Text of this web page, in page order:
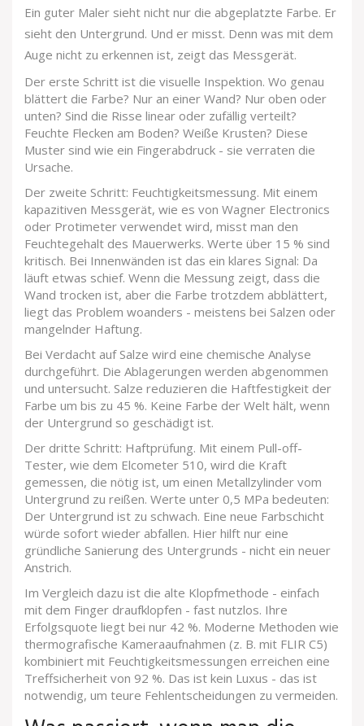
Ein guter Maler sieht nicht nur die abgeplatzte Farbe. Er
sieht den Untergrund. Und er misst. Denn was mit dem
Auge nicht zu erkennen ist, zeigt das Messgerät.
Der erste Schritt ist die visuelle Inspektion. Wo genau
blättert die Farbe? Nur an einer Wand? Nur oben oder
unten? Sind die Risse linear oder zufällig verteilt?
Feuchte Flecken am Boden? Weiße Krusten? Diese
Muster sind wie ein Fingerabdruck - sie verraten die
Ursache.
Der zweite Schritt: Feuchtigkeitsmessung. Mit einem
kapazitiven Messgerät, wie es von Wagner Electronics
oder Protimeter verwendet wird, misst man den
Feuchtegehalt des Mauerwerks. Werte über 15 % sind
kritisch. Bei Innenwänden ist das ein klares Signal: Da
läuft etwas schief. Wenn die Messung zeigt, dass die
Wand trocken ist, aber die Farbe trotzdem abblättert,
liegt das Problem woanders - meistens bei Salzen oder
mangelnder Haftung.
Bei Verdacht auf Salze wird eine chemische Analyse
durchgeführt. Die Ablagerungen werden abgenommen
und untersucht. Salze reduzieren die Haftfestigkeit der
Farbe um bis zu 45 %. Keine Farbe der Welt hält, wenn
der Untergrund so geschädigt ist.
Der dritte Schritt: Haftprüfung. Mit einem Pull-off-
Tester, wie dem Elcometer 510, wird die Kraft
gemessen, die nötig ist, um einen Metallzylinder vom
Untergrund zu reißen. Werte unter 0,5 MPa bedeuten:
Der Untergrund ist zu schwach. Eine neue Farbschicht
würde sofort wieder abfallen. Hier hilft nur eine
gründliche Sanierung des Untergrunds - nicht ein neuer
Anstrich.
Im Vergleich dazu ist die alte Klopfmethode - einfach
mit dem Finger draufklopfen - fast nutzlos. Ihre
Erfolgsquote liegt bei nur 42 %. Moderne Methoden wie
thermografische Kameraaufnahmen (z. B. mit FLIR C5)
kombiniert mit Feuchtigkeitsmessungen erreichen eine
Treffsicherheit von 92 %. Das ist kein Luxus - das ist
notwendig, um teure Fehlentscheidungen zu vermeiden.